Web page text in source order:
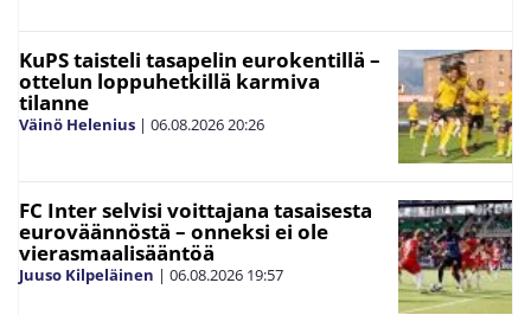
KuPS taisteli tasapelin eurokentillä –
ottelun loppuhetkillä karmiva
tilanne
Väinö Helenius | 06.08.202620:26
FC Inter selvisi voittajana tasaisesta
euroväännöstä – onneksi ei ole
vierasmaalisääntöä
Juuso Kilpeläinen | 06.08.2026 19:57